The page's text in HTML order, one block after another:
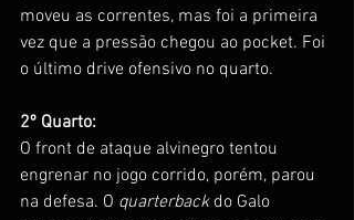
moveu as correntes, mas foi a primeira
vez que a pressão chegou ao pocket. Foi
o último drive ofensivo no quarto.
2º Quarto:
O front de ataque alvinegro tentou
engrenar no jogo corrido, porém, parou
na defesa. O quarterback do Galo